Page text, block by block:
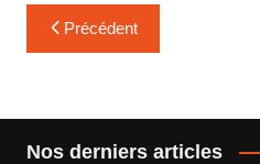
Navigation
de
Précédent
Nos derniers articles